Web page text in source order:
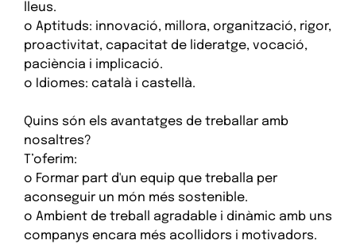
lleus.
o Aptituds: innovació, millora, organització, rigor,
proactivitat, capacitat de lideratge, vocació,
paciència i implicació.
o Idiomes: català i castellà.
Quins són els avantatges de treballar amb
nosaltres?
T’oferim:
o Formar part d'un equip que treballa per
aconseguir un món més sostenible.
o Ambient de treball agradable i dinàmic amb uns
companys encara més acollidors i motivadors.